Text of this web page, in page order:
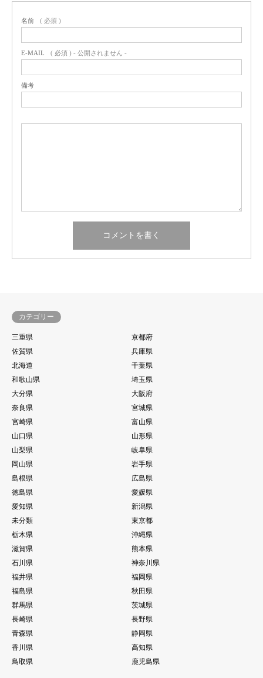
名前 ( 必須 )
E-MAIL ( 必須 ) - 公開されません -
備考
カテゴリー
三重県
京都府
佐賀県
兵庫県
北海道
千葉県
和歌山県
埼玉県
大分県
大阪府
奈良県
宮城県
宮崎県
富山県
山口県
山形県
山梨県
岐阜県
岡山県
岩手県
島根県
広島県
徳島県
愛媛県
愛知県
新潟県
未分類
東京都
栃木県
沖縄県
滋賀県
熊本県
石川県
神奈川県
福井県
福岡県
福島県
秋田県
群馬県
茨城県
長崎県
長野県
青森県
静岡県
香川県
高知県
鳥取県
鹿児島県